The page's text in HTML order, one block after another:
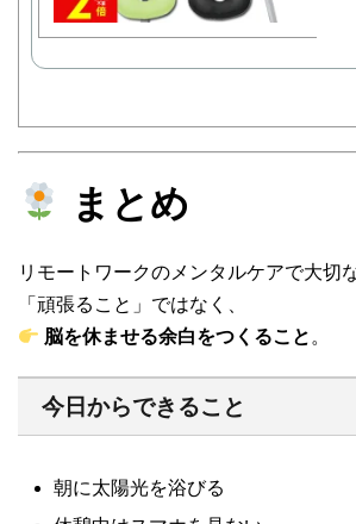
まとめ
リモートワークのメンタルケアで大切
「頑張ること」ではなく、
脳を休ませる余白をつくること。
今日からできること
朝に太陽光を浴びる